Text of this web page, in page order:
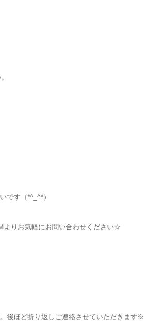
です（*^_^*）
よりお気軽にお問い合わせください☆
後ほど折り返しご連絡させていただきます※